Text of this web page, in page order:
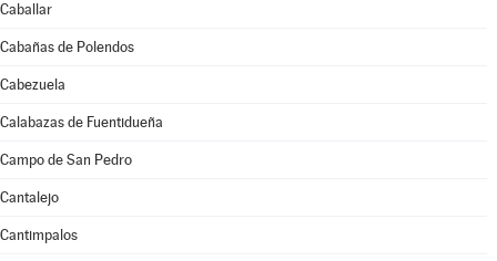
Caballar
Cabañas de Polendos
Cabezuela
Calabazas de Fuentidueña
Campo de San Pedro
Cantalejo
Cantimpalos